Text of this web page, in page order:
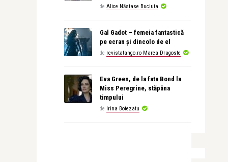
de Alice Năstase Buciuta
Gal Gadot – femeia fantastică
pe ecran și dincolo de el
de revistatango.ro Marea Dragoste
Eva Green, de la fata Bond la
Miss Peregrine, stăpâna
timpului
de Irina Botezatu